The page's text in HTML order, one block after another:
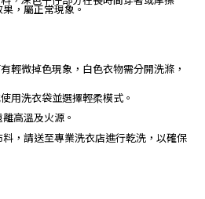
，屬正常現象。
輕微掉色現象，白色衣物需分開洗滌，
用洗衣袋並選擇輕柔模式。
高溫及火源。
，請送至專業洗衣店進行乾洗，以確保